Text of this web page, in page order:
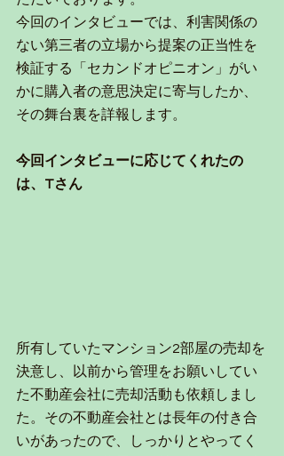
今回のインタビューでは、利害関係の
ない第三者の立場から提案の正当性を
検証する「セカンドオピニオン」がい
かに購入者の意思決定に寄与したか、
その舞台裏を詳報します。
今回インタビューに応じてくれたの
は、Tさん
所有していたマンション2部屋の売却を
決意し、以前から管理をお願いしてい
た不動産会社に売却活動も依頼しまし
た。その不動産会社とは長年の付き合
いがあったので、しっかりとやってく